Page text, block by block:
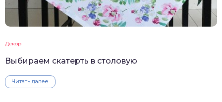
Декор
Выбираем скатерть в столовую
Читать далее